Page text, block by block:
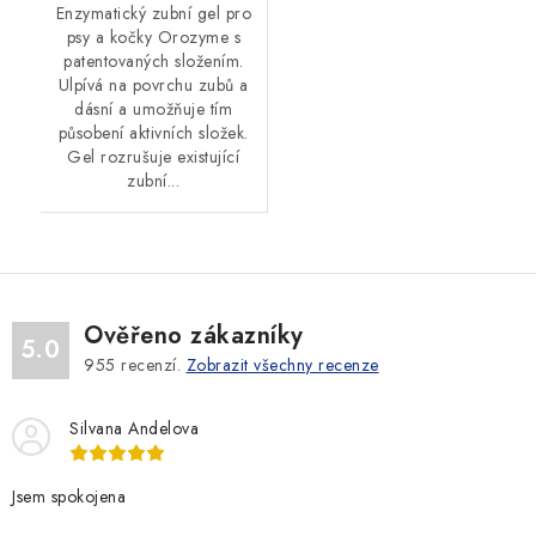
Enzymatický zubní gel pro
psy a kočky Orozyme s
patentovaných složením.
Ulpívá na povrchu zubů a
dásní a umožňuje tím
působení aktivních složek.
Gel rozrušuje existující
zubní...
5.0 Ověřeno zákazníky
955 recenzí. Zobrazit všechny recenze
Silvana Andelova
Jsem spokojena